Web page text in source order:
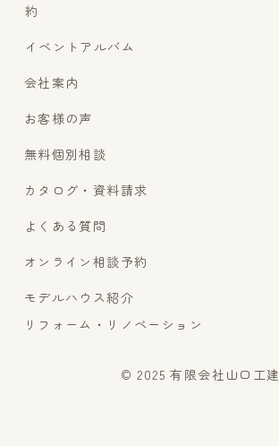
約
イベントアルバム
会社案内
無料個別相談
カタログ・資料請求
お客様の声
よくある質問
オンライン相談予約
モデルハウス紹介
リフォーム・リノベーション
© 2025 有限会社山口工建